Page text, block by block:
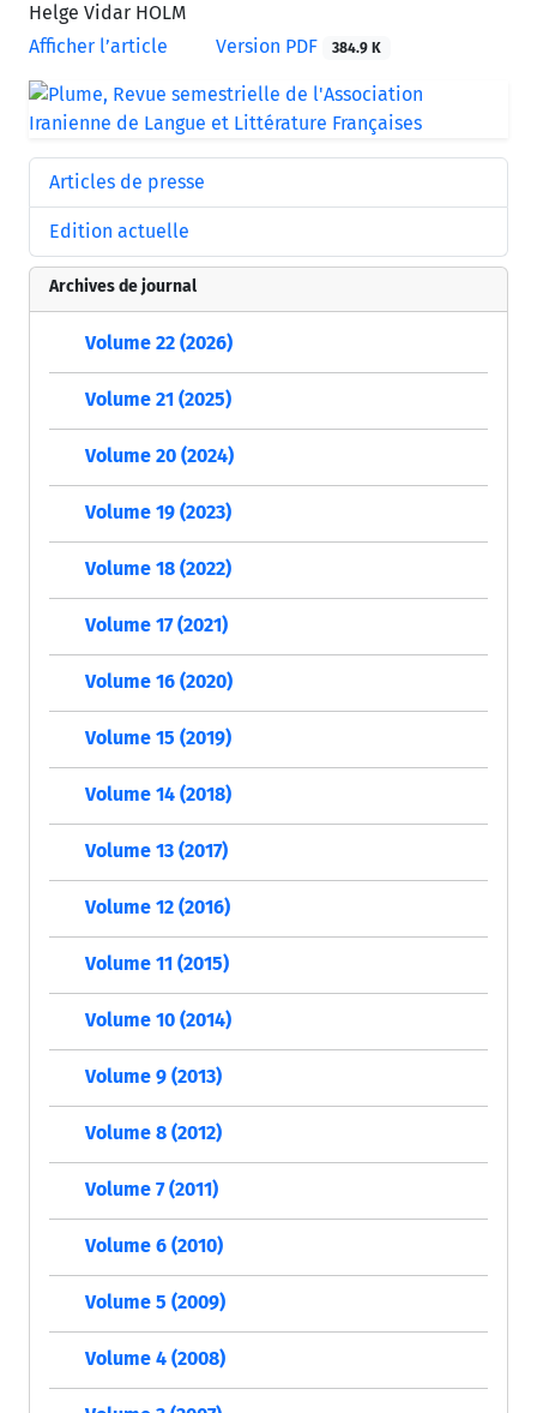
Helge Vidar HOLM
Afficher l’article
Version PDF 384.9 K
Articles de presse
Edition actuelle
Archives de journal
Volume 22 (2026)
Volume 21 (2025)
Volume 20 (2024)
Volume 19 (2023)
Volume 18 (2022)
Volume 17 (2021)
Volume 16 (2020)
Volume 15 (2019)
Volume 14 (2018)
Volume 13 (2017)
Volume 12 (2016)
Volume 11 (2015)
Volume 10 (2014)
Volume 9 (2013)
Volume 8 (2012)
Volume 7 (2011)
Volume 6 (2010)
Volume 5 (2009)
Volume 4 (2008)